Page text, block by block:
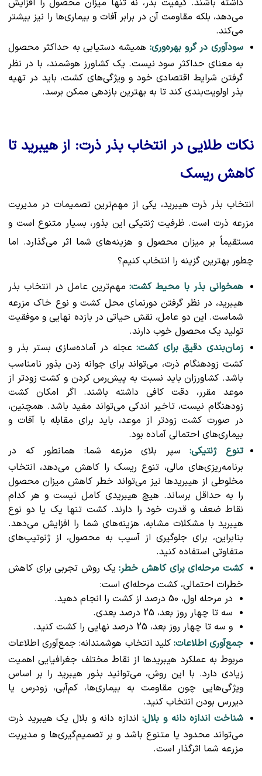
داشته باشند. کیفیت بذر، نه تنها میزان محصول را افزایش
می‌دهد، بلکه مقاومت آن در برابر آفات و بیماری‌ها را نیز بیشتر
می‌کند.
سودآوری در گرو بهره‌وری: همیشه دستیابی به حداکثر محصول
به معنای حداکثر سود نیست. یک کشاورز هوشمند، با در نظر
گرفتن شرایط اقتصادی خود و ویژگی‌های کشت، باید در تهیه
بذر اولویت‌بندی کند تا به بهترین بازدهی ممکن برسد.
نکات طلایی در انتخاب بذر ذرت: از هیبرید تا
کاهش ریسک
انتخاب بذر ذرت هیبرید، یکی از مهم‌ترین تصمیمات در مدیریت
مزرعه ذرت است. ظرفیت ژنتیکی این بذور، بسیار متنوع است و
مستقیماً بر میزان محصول و هزینه‌های شما اثر می‌گذارد. اما
چطور بهترین گزینه را انتخاب کنیم؟
همخوانی بذر با محیط کشت:مهم‌ترین عامل در انتخاب بذر
هیبرید، در نظر گرفتن دورنمای محل کشت و نوع خاک مزرعه
شماست. این دو عامل، نقش حیاتی در بازده نهایی و موفقیت
تولید یک محصول خوب دارند.
زمان‌بندی دقیق برای کشت:عجله در آماده‌سازی بستر بذر و
کشت زودهنگام ذرت، می‌تواند برای جوانه زدن بذور نامناسب
باشد. کشاورزان باید نسبت به پیش‌رس کردن و کشت زودتر از
موعد مقرر، دقت کافی داشته باشند. اگر امکان کشت
زودهنگام نیست، تاخیر اندکی می‌تواند مفید باشد. همچنین،
در صورت کشت زودتر از موعد، باید برای مقابله با آفات و
بیماری‌های احتمالی آماده بود.
تنوع ژنتیکی: سپر بلای مزرعه شما: همانطور که در
برنامه‌ریزی‌های مالی، تنوع ریسک را کاهش می‌دهد، انتخاب
مخلوطی از هیبریدها نیز می‌تواند خطر کاهش میزان محصول
را به حداقل برساند. هیچ هیبریدی کامل نیست و هر کدام
نقاط ضعف و قدرت خود را دارند. کشت تنها یک یا دو نوع
هیبرید با مشکلات مشابه، هزینه‌های شما را افزایش می‌دهد.
بنابراین، برای جلوگیری از آسیب به محصول، از ژنوتیپ‌های
متفاوتی استفاده کنید.
کشت مرحله‌ای برای کاهش خطر: یک روش تجربی برای کاهش
خطرات احتمالی، کشت مرحله‌ای است:
در مرحله اول، 50 درصد از کشت را انجام دهید.
سه تا چهار روز بعد، 25 درصد بعدی.
و سه تا چهار روز بعد، 25 درصد نهایی را کشت کنید.
جمع‌آوری اطلاعات: کلید انتخاب هوشمندانه: جمع‌آوری اطلاعات
مربوط به عملکرد هیبریدها از نقاط مختلف جغرافیایی اهمیت
زیادی دارد. با این روش، می‌توانید بذور هیبرید را بر اساس
ویژگی‌هایی چون مقاومت به بیماری‌ها، کم‌آبی، زودرس یا
دیررس بودن انتخاب کنید.
شناخت اندازه دانه و بلال:اندازه دانه و بلال یک هیبرید ذرت
می‌تواند محدود یا متنوع باشد و بر تصمیم‌گیری‌ها و مدیریت
مزرعه شما اثرگذار است.